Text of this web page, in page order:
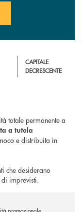
CAPITALE
DECRESCENTE
totale permanente a
a tutela
e distribuita in
che desiderano
imprevisti.